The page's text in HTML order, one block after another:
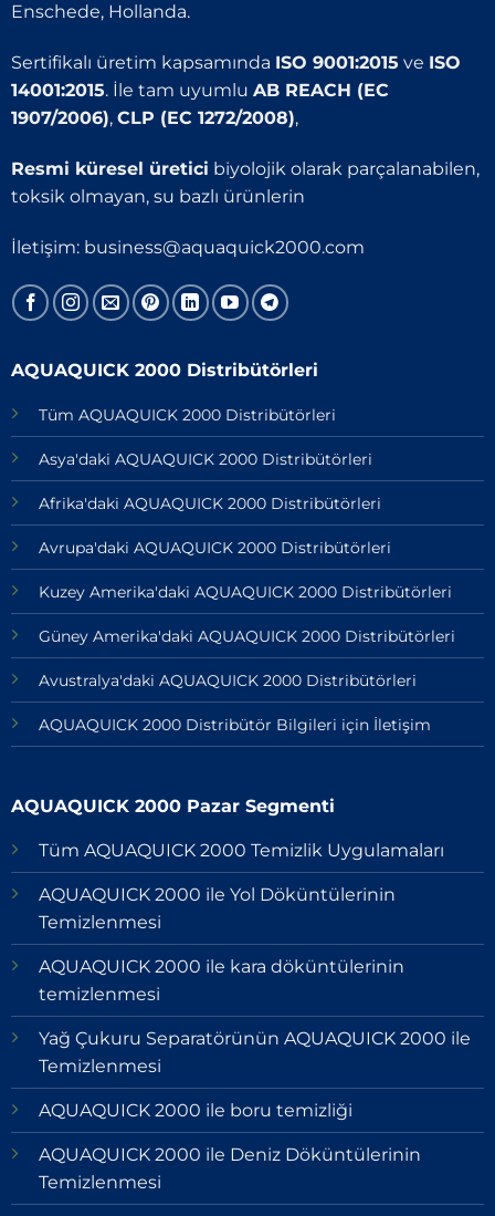
Enschede, Hollanda.
Sertifikalı üretim kapsamında ISO 9001:2015 ve ISO
14001:2015. İle tam uyumlu AB REACH (EC
1907/2006), CLP (EC 1272/2008),
Resmi küresel üretici biyolojik olarak parçalanabilen,
toksik olmayan, su bazlı ürünlerin
İletişim: business@aquaquick2000.com
AQUAQUICK 2000 Distribütörleri
Tüm AQUAQUICK 2000 Distribütörleri
Asya'daki AQUAQUICK 2000 Distribütörleri
Afrika'daki AQUAQUICK 2000 Distribütörleri
Avrupa'daki AQUAQUICK 2000 Distribütörleri
Kuzey Amerika'daki AQUAQUICK 2000 Distribütörleri
Güney Amerika'daki AQUAQUICK 2000 Distribütörleri
Avustralya'daki AQUAQUICK 2000 Distribütörleri
AQUAQUICK 2000 Distribütör Bilgileri için İletişim
AQUAQUICK 2000 Pazar Segmenti
Tüm AQUAQUICK 2000 Temizlik Uygulamaları
AQUAQUICK 2000 ile Yol Döküntülerinin
Temizlenmesi
AQUAQUICK 2000 ile kara döküntülerinin
temizlenmesi
Yağ Çukuru Separatörünün AQUAQUICK 2000 ile
Temizlenmesi
AQUAQUICK 2000 ile boru temizliği
AQUAQUICK 2000 ile Deniz Döküntülerinin
Temizlenmesi